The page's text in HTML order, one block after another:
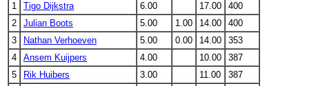
1
Tigo Dijkstra 6.00 17.00
400
2
Julian Boots 5.00 1.00 14.00
400
3
Nathan Verhoeven 5.00 0.00 14.00
353
4
Ansem Kuijpers 4.00 10.00
387
5
Rik Huibers 3.00 11.00
387